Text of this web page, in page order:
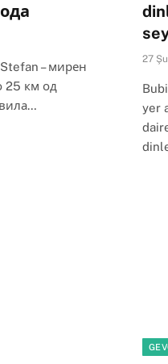
– мирен
25 км од
27
yer